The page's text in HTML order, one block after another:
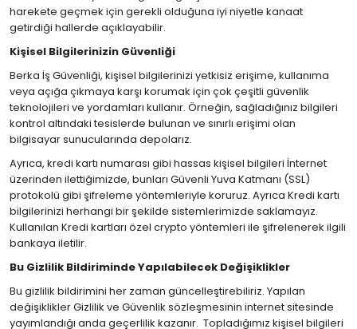
harekete geçmek için gerekli olduğuna iyi niyetle kanaat
getirdiği hallerde açıklayabilir.
Kişisel Bilgilerinizin Güvenliği
Berka İş Güvenliği, kişisel bilgilerinizi yetkisiz erişime, kullanıma
veya açığa çıkmaya karşı korumak için çok çeşitli güvenlik
teknolojileri ve yordamları kullanır. Örneğin, sağladığınız bilgileri
kontrol altındaki tesislerde bulunan ve sınırlı erişimi olan
bilgisayar sunucularında depolarız.
Ayrıca, kredi kartı numarası gibi hassas kişisel bilgileri İnternet
üzerinden ilettiğimizde, bunları Güvenli Yuva Katmanı (SSL)
protokolü gibi şifreleme yöntemleriyle koruruz. Ayrıca Kredi kartı
bilgilerinizi herhangi bir şekilde sistemlerimizde saklamayız.
Kullanılan Kredi kartları özel crypto yöntemleri ile şifrelenerek ilgili
bankaya iletilir.
Bu Gizlilik Bildiriminde Yapılabilecek Değişiklikler
Bu gizlilik bildirimini her zaman güncelleştirebiliriz. Yapılan
değişiklikler Gizlilik ve Güvenlik sözleşmesinin internet sitesinde
yayımlandığı anda geçerlilik kazanır. Topladığımız kişisel bilgileri